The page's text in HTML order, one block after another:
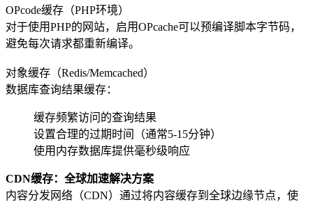
OPcode缓存（PHP环境）
对于使用PHP的网站，启用OPcache可以预编译脚本字节码，
避免每次请求都重新编译。
对象缓存（Redis/Memcached）
数据库查询结果缓存：
缓存频繁访问的查询结果
设置合理的过期时间（通常5-15分钟）
使用内存数据库提供毫秒级响应
CDN缓存：全球加速解决方案
内容分发网络（CDN）通过将内容缓存到全球边缘节点，使